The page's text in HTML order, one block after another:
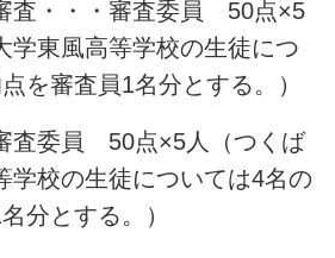
査・・・審査委員 50点×5
学東風高等学校の生徒につ
を審査員1名分とする。）
査委員 50点×5人（つくば
学校の生徒については4名の
分とする。）